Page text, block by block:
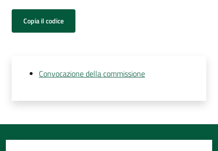
Copia il codice
Convocazione della commissione